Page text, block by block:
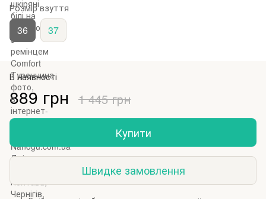
Розмір взуття
36 37
В наявності
889 грн 1 445 грн
Купити
Швидке замовлення